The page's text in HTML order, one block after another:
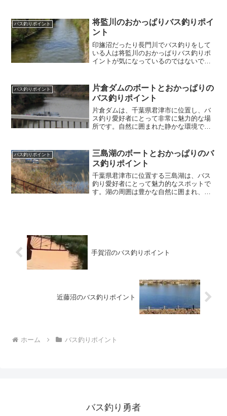
トが変わってくるエリアになっていま
す。そんな霞ヶ浦水系の菱木川...
バス釣りポイント
将監川のおかっぱりバス釣りポイ
ント
印旛沼だったり長門川でバス釣りをして
いる人は将監川のおかっぱりバス釣りポ
イントが気になっているのではないでし
バス釣りポイント千葉県印旛郡栄町にあ
る将監川は、おかっぱりバ...
バス釣りポイント
片倉ダムのボートとおかっぱりの
バス釣りポイント
片倉ダムは、千葉県君津市に位置し、バ
ス釣り愛好者にとって非常に魅力的な場
所です。自然に囲まれた静かな環境で、
は、ボート釣りとおかっぱり（岸釣り）
の両方において効果的なポイ...
バス釣りポイント
三島湖のボートとおかっぱりのバ
ス釣りポイント
千葉県君津市に位置する三島湖は、バス
釣り愛好者にとって魅力的なスポットで
す。湖の周囲は豊かな自然に囲まれ、四
手賀沼のバス釣りポイント
近藤沼のバス釣りポイント
ホーム バス釣りポイント
バス釣り勇者